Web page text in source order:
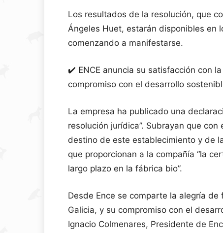
Los resultados de la resolución, que
Ángeles Huet, estarán disponibles en
comenzando a manifestarse.
✔️ ENCE anuncia su satisfacción con
compromiso con el desarrollo
La empresa ha publicado una
resolución jurídica”. Subrayan que
destino de este establecimiento y de
que proporcionan a la compañía “la
largo plazo en la fábrica bio”.
Desde Ence se comparte la alegría
Galicia, y su compromiso con el
Ignacio Colmenares, Presidente de